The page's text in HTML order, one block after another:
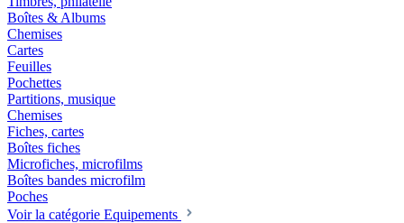
Boîtes & Albums
Chemises
Cartes
Feuilles
Pochettes
Partitions, musique
Chemises
Fiches, cartes
Boîtes fiches
Microfiches, microfilms
Boîtes bandes microfilm
Poches
Voir la catégorie Equipements